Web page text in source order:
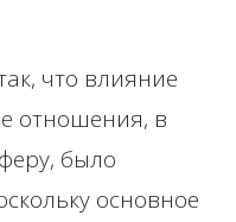
что влияние
отношения, в
было
основное